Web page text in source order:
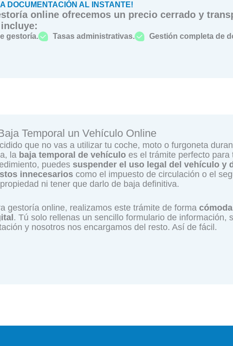
DOCUMENTACIÓN AL INSTANTE!
online ofrecemos un precio cerrado y
gestoría. Tasas administrativas. Gestión completa de
Temporal un Vehículo Online
que no vas a utilizar tu coche, moto o furgoneta
la baja temporal de vehículo es el trámite perfecto para
puedes suspender el uso legal del vehículo y
innecesarios como el impuesto de circulación o el
ni tener que darlo de baja definitiva.
gestoría online, realizamos este trámite de forma
. Tú solo rellenas un sencillo formulario de información,
y nosotros nos encargamos del resto. Así de fácil.